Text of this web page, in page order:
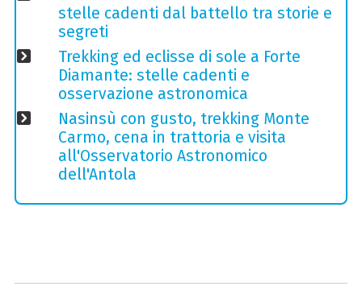
stelle cadenti dal battello tra storie e
segreti
Trekking ed eclisse di sole a Forte
Diamante: stelle cadenti e
osservazione astronomica
Nasinsù con gusto, trekking Monte
Carmo, cena in trattoria e visita
all'Osservatorio Astronomico
dell'Antola